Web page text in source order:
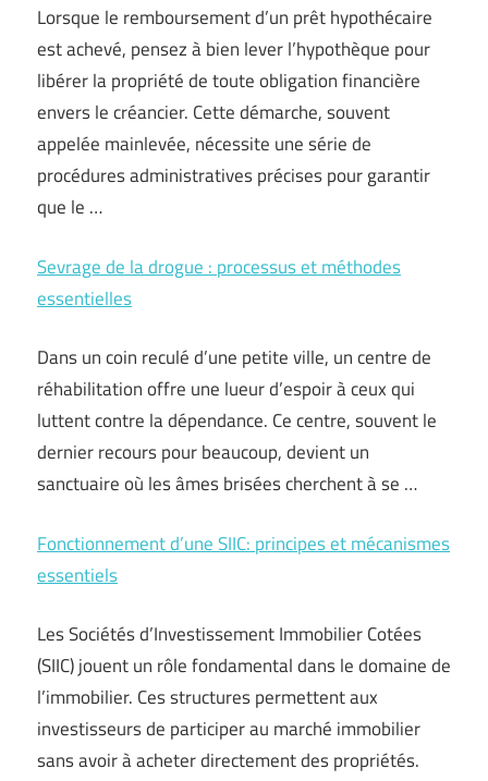
Lorsque le remboursement d’un prêt hypothécaire
est achevé, pensez à bien lever l’hypothèque pour
libérer la propriété de toute obligation financière
envers le créancier. Cette démarche, souvent
appelée mainlevée, nécessite une série de
procédures administratives précises pour garantir
que le …
Sevrage de la drogue : processus et méthodes
essentielles
Dans un coin reculé d’une petite ville, un centre de
réhabilitation offre une lueur d’espoir à ceux qui
luttent contre la dépendance. Ce centre, souvent le
dernier recours pour beaucoup, devient un
sanctuaire où les âmes brisées cherchent à se …
Fonctionnement d’une SIIC: principes et mécanismes
essentiels
Les Sociétés d’Investissement Immobilier Cotées
(SIIC) jouent un rôle fondamental dans le domaine de
l’immobilier. Ces structures permettent aux
investisseurs de participer au marché immobilier
sans avoir à acheter directement des propriétés.